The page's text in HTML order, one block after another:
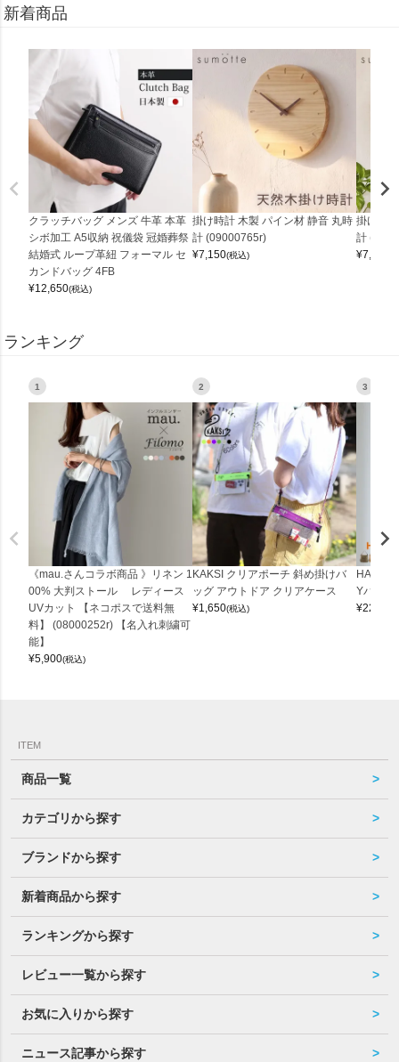
新着商品
クラッチバッグ メンズ 牛革 本革
シボ加工 A5収納 祝儀袋 冠婚葬祭
結婚式 ループ革紐 フォーマル セ
カンドバッグ 4FB
¥12,650(税込)
掛け時計 木製 パイン材 静音 丸時
計 (09000765r)
¥7,150(税込)
掛け時
計
¥7,150
ランキング
1
《mau.さんコラボ商品 》リネン 1
00% 大判ストール レディース
UVカット 【ネコポスで送料無
料】 (08000252r) 【名入れ刺繍可
能】
¥5,900(税込)
2
KAKSI クリアポーチ 斜め掛けバ
ッグ アウトドア クリアケース
¥1,650(税込)
3
Yバッグ
¥22,000
ITEM
商品一覧
カテゴリから探す
ブランドから探す
新着商品から探す
ランキングから探す
レビュー一覧から探す
お気に入りから探す
ニュース記事から探す